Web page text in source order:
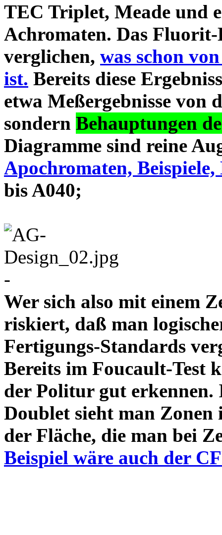
TEC Triplet, Meade und
Achromaten. Das
verglichen, was schon
ist. Bereits diese
etwa Meßergebnisse von
sondern Behauptungen
Diagramme sind reine
Apochromaten, Beispiele,
bis A040;
-
Wer sich also mit einem
riskiert, daß man
Fertigungs-Standards
Bereits im Foucault-Test
der Politur gut
Doublet sieht man Zonen
der Fläche, die man bei
Beispiel wäre auch der